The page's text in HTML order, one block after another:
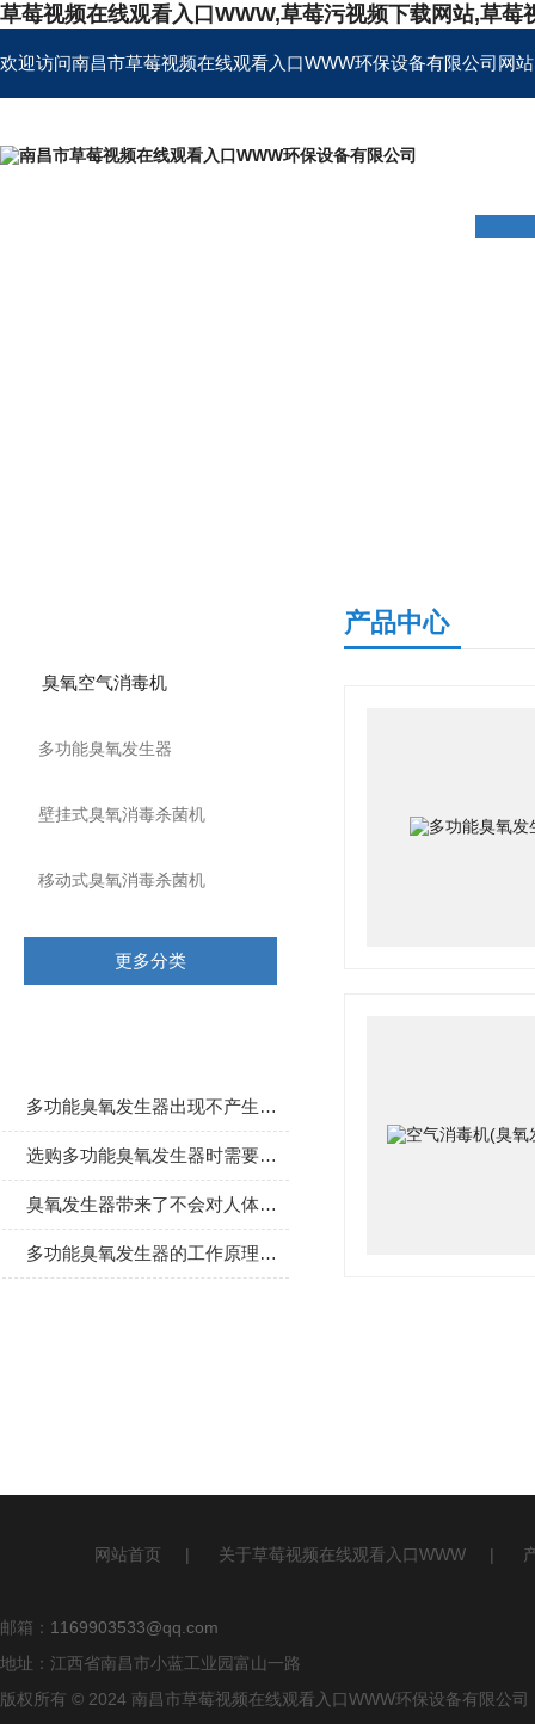
草莓视频在线观看入口WWW,草莓污视频下载网站,草
欢迎访问南昌市草莓视频在线观看入口WWW环保设备有限公司网站
臭氧空气消毒机
多功能臭氧发生器
壁挂式臭氧消毒杀菌机
移动式臭氧消毒杀菌机
更多分类
多功能臭氧发生器出现不产生臭氧现象的原因介绍
选购多功能臭氧发生器时需要参考以下要素
臭氧发生器带来了不会对人体造成损害的消毒作用
多功能臭氧发生器的工作原理及分析如何布置才合理
产品中心
网站首页 | 关于草莓视频在线观看入口WWW |
邮箱： 1169903533@qq.com
地址：江西省南昌市小蓝工业园富山一路
版权所有 © 2024 南昌市草莓视频在线观看入口WWW环保设备有限公